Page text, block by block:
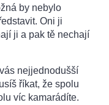
by nebylo
Oni ji
ji a pak tě nechají
nejjednodušší
říkat, že spolu
víc kamarádíte.